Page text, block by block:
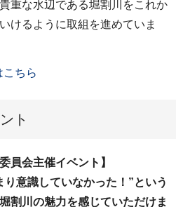
重な水辺である堀割川をこれか
けるように取組を進めていま
ちら
ト
員会主催イベント】
意識していなかった！”という
割川の魅力を感じていただけま